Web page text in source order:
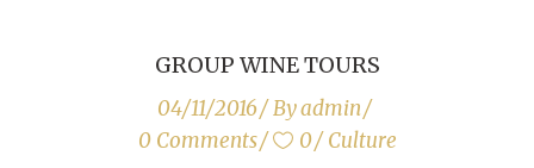
GROUP WINE TOURS
04/11/2016 Byadmin
0 Comments
0 Culture